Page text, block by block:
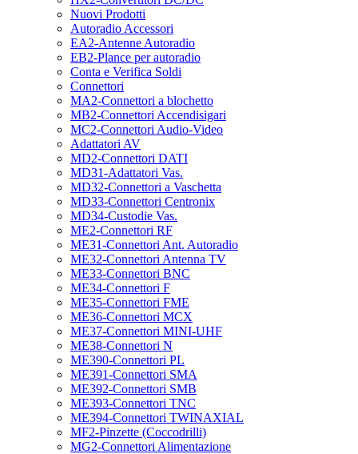
Nuovi Prodotti
Autoradio Accessori
EA2-Antenne Autoradio
EB2-Plance per autoradio
Conta e Verifica Soldi
Connettori
MA2-Connettori a blochetto
MB2-Connettori Accendisigari
MC2-Connettori Audio-Video
Adattatori AV
MD2-Connettori DATI
MD31-Adattatori Vas.
MD32-Connettori a Vaschetta
MD33-Connettori Centronix
MD34-Custodie Vas.
ME2-Connettori RF
ME31-Connettori Ant. Autoradio
ME32-Connettori Antenna TV
ME33-Connettori BNC
ME34-Connettori F
ME35-Connettori FME
ME36-Connettori MCX
ME37-Connettori MINI-UHF
ME38-Connettori N
ME390-Connettori PL
ME391-Connettori SMA
ME392-Connettori SMB
ME393-Connettori TNC
ME394-Connettori TWINAXIAL
MF2-Pinzette (Coccodrilli)
MG2-Connettori Alimentazione